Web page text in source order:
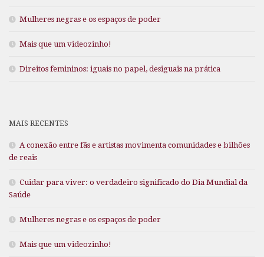
Mulheres negras e os espaços de poder
Mais que um videozinho!
Direitos femininos: iguais no papel, desiguais na prática
MAIS RECENTES
A conexão entre fãs e artistas movimenta comunidades e bilhões
de reais
Cuidar para viver: o verdadeiro significado do Dia Mundial da
Saúde
Mulheres negras e os espaços de poder
Mais que um videozinho!